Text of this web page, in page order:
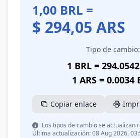
1,00 BRL =
$ 294,05 ARS
Tipo de cambio:
1 BRL =
1 ARS = 0.0034
Copiar enlace
Los tipos de cambio se actualizan
Última actualización: 08 Aug 2026,